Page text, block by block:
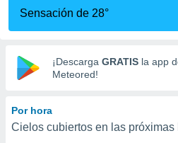
calidad.
a este
las
y
digital
basada
Sensación de 28°
¡Descarga GRATIS la app
Meteored!
Por hora
Cielos cubiertos en las próximas